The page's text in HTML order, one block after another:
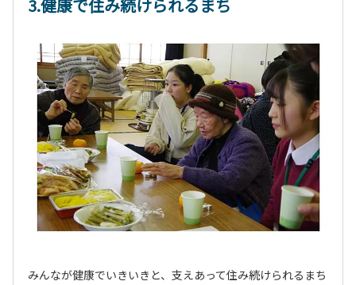
3.健康で住み続けられるまち
みんなが健康でいきいきと、支えあって住み続けられるまち